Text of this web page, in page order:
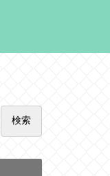
検索